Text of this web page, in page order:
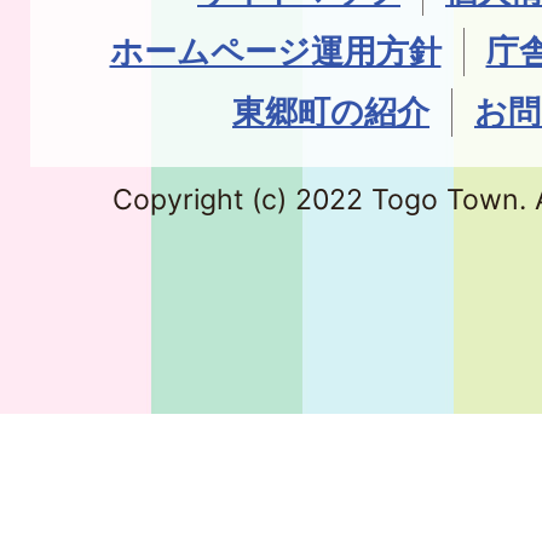
ホームページ運用方針
庁
東郷町の紹介
お
Copyright (c) 2022 Togo Town.